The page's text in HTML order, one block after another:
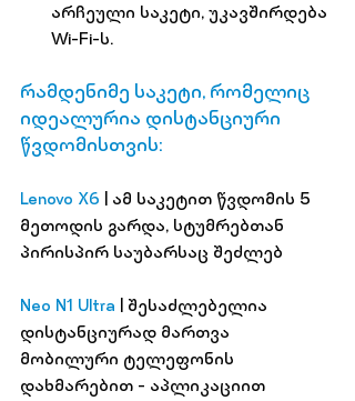
არჩეული საკეტი, უკავშირდება
Wi-Fi-ს.
რამდენიმე საკეტი, რომელიც
იდეალურია დისტანციური
წვდომისთვის:
Lenovo X6 | ამ საკეტით წვდომის 5
მეთოდის გარდა, სტუმრებთან
პირისპირ საუბარსაც შეძლებ
Neo N1 Ultra | შესაძლებელია
დისტანციურად მართვა
მობილური ტელეფონის
დახმარებით - აპლიკაციით